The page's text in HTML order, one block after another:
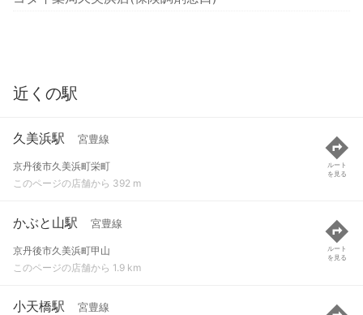
近くの駅
久美浜駅 宮豊線
京丹後市久美浜町栄町
このページの店舗から 392 m
ルート
を見る
かぶと山駅 宮豊線
京丹後市久美浜町甲山
このページの店舗から 1.9 km
ルート
を見る
小天橋駅 宮豊線